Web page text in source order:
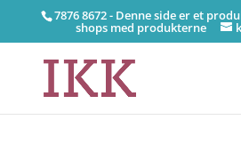
7876 8672 - Denne side er et
shops med produkterne